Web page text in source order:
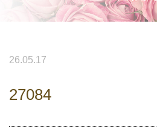
26.05.17
27084